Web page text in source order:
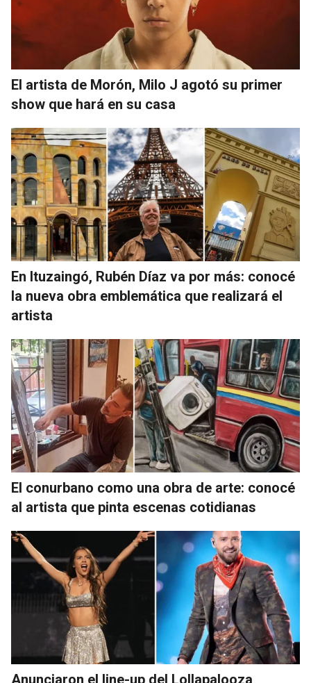
El artista de Morón, Milo J agotó su primer
show que hará en su casa
En Ituzaingó, Rubén Díaz va por más: conocé
la nueva obra emblemática que realizará el
artista
El conurbano como una obra de arte: conocé
al artista que pinta escenas cotidianas
Anunciaron el line-up del Lollapalooza